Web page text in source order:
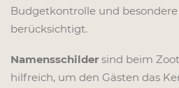
Budgetkontrolle und
berücksichtigt.
Namensschilder sind beim
hilfreich, um den Gästen das